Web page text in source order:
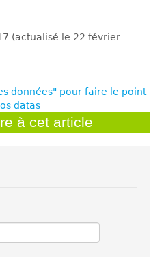
(actualisé le 22 février
données" pour faire le point
datas
à cet article